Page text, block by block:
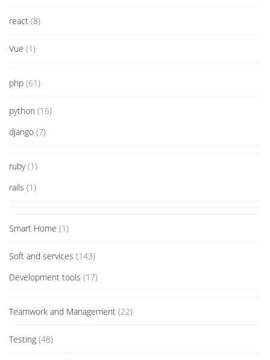
react (8)
Vue (1)
php (61)
python (16)
django (7)
ruby(1)
rails (1)
Smart Home (1)
Soft and services (143)
Development tools (17)
Teamwork and Management (22)
Testing (48)